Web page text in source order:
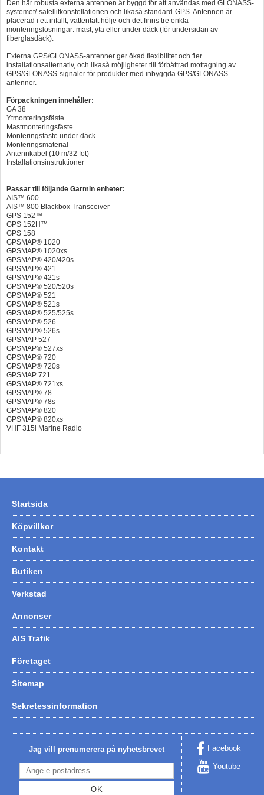
Den här robusta externa antennen är byggd för att användas med GLONASS-
systemet/-satellitkonstellationen och likaså standard-GPS. Antennen är
placerad i ett infällt, vattentätt hölje och det finns tre enkla
monteringslösningar: mast, yta eller under däck (för undersidan av
fiberglasdäck).
Externa GPS/GLONASS-antenner ger ökad flexibilitet och fler
installationsalternativ, och likaså möjligheter till förbättrad mottagning av
GPS/GLONASS-signaler för produkter med inbyggda GPS/GLONASS-
antenner.
Förpackningen innehåller:
GA 38
Ytmonteringsfäste
Mastmonteringsfäste
Monteringsfäste under däck
Monteringsmaterial
Antennkabel (10 m/32 fot)
Installationsinstruktioner
Passar till följande Garmin enheter:
AIS™ 600
AIS™ 800 Blackbox Transceiver
GPS 152™
GPS 152H™
GPS 158
GPSMAP® 1020
GPSMAP® 1020xs
GPSMAP® 420/420s
GPSMAP® 421
GPSMAP® 421s
GPSMAP® 520/520s
GPSMAP® 521
GPSMAP® 521s
GPSMAP® 525/525s
GPSMAP® 526
GPSMAP® 526s
GPSMAP 527
GPSMAP® 527xs
GPSMAP® 720
GPSMAP® 720s
GPSMAP 721
GPSMAP® 721xs
GPSMAP® 78
GPSMAP® 78s
GPSMAP® 820
GPSMAP® 820xs
VHF 315i Marine Radio
Startsida
Köpvillkor
Kontakt
Butiken
Verkstad
Annonser
AIS Trafik
Företaget
Sitemap
Sekretessinformation
Jag vill prenumerera på nyhetsbrevet
OK
Facebook
Youtube